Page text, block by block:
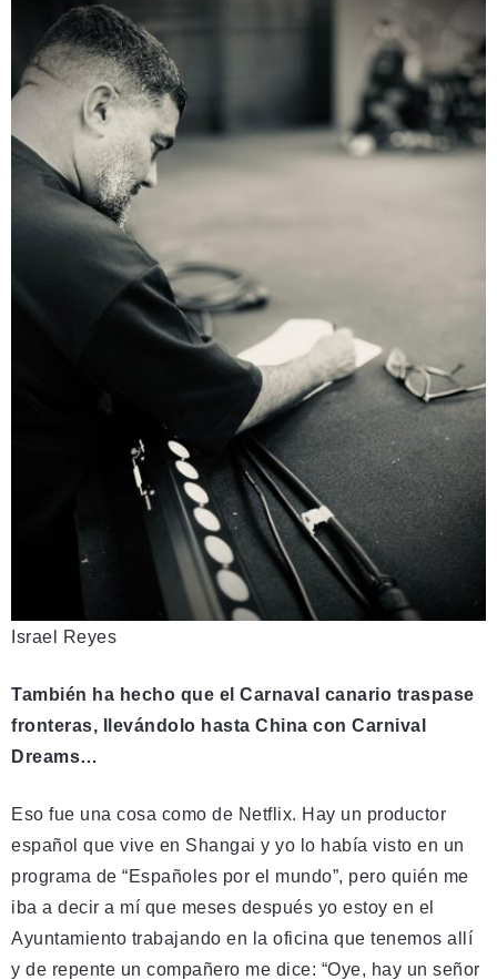
Israel Reyes
También ha hecho que el Carnaval canario traspase
fronteras, llevándolo hasta China con Carnival
Dreams…
Eso fue una cosa como de Netflix. Hay un productor
español que vive en Shangai y yo lo había visto en un
programa de “Españoles por el mundo”, pero quién me
iba a decir a mí que meses después yo estoy en el
Ayuntamiento trabajando en la oficina que tenemos allí
y de repente un compañero me dice: “Oye, hay un señor